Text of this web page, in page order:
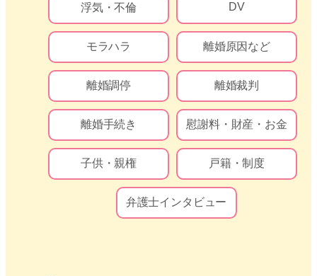
浮気・不倫 DV
モラハラ 離婚原因など
離婚調停 離婚裁判
離婚手続き 慰謝料・財産・お金
子供・親権 戸籍・制度
弁護士インタビュー